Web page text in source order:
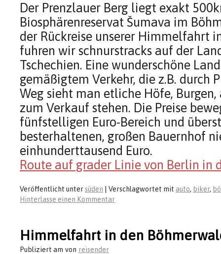
Der Prenzlauer Berg liegt exakt
Biosphärenreservat Šumava im
der Rückreise unserer Himmelfahrt
fuhren wir schnurstracks auf der
Tschechien. Eine wunderschöne
gemäßigtem Verkehr, die z.B. durch
Weg sieht man etliche Höfe,
zum Verkauf stehen. Die Preise
fünfstelligen Euro-Bereich und
besterhaltenen, großen Bauernhof
einhunderttausend Euro.
Route auf grader Linie von Berlin in
Veröffentlicht unter süden Verschlagwortet mit auto, biker,
Hinterlasse einen Kommentar
Himmelfahrt in den
Publiziert am von reisender